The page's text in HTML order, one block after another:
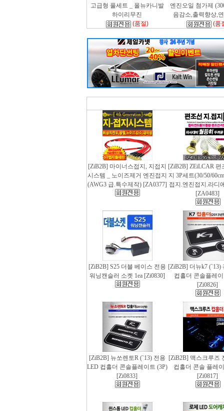
고급형 풀세트 _ 올뉴카니발
하이리무진
(품절)
엔진오일 첨가제
음감소,출력향상,
(품
[ZiB2B] 마이너스접지, 지접지
시스템 _ 노이즈제거 엔진접지
(AWG3 급.특수제작) [ZA0377]
[ZiB2B] ZEiLCAR 편
지 3P세트(30/50/
접지.엔진접지.라디
[ZA0483]
[ZiB2B] S25 더블 베이스 전용
워닝캔슬러 소켓 1ea [Zi0830]
[ZiB2B] 더뉴k7 (`13)
컵홀더 콘솔플레
[Zi0826]
[ZiB2B] 뉴쏘렌토R (`13) 전용
LED 컵홀더 콘솔플레이트 (3P)
[Zi0833]
[ZiB2B] 맥스크루즈
컵홀더 콘솔 플레
[Zi0817]